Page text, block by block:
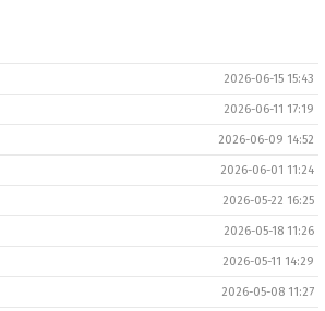
2026-06-15 15:43
2026-06-11 17:19
2026-06-09 14:52
2026-06-01 11:24
2026-05-22 16:25
2026-05-18 11:26
2026-05-11 14:29
2026-05-08 11:27